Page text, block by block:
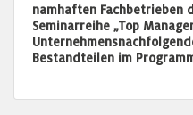
namhaften Fachbetrieben
Seminarreihe „Top
Bestandteilen im